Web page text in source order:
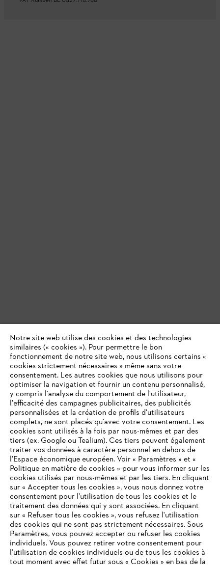
VOTRE NAVIGATEUR INTERNET
N'EST PLUS PRIS EN CHARGE
Vous utilisez un navigateur Internet que nous ne prenons plus
en charge, et certaines fonctionnalités de notre site ne
Notre site web utilise des cookies et des technologies
similaires (« cookies »). Pour permettre le bon
fonctionnement de notre site web, nous utilisons certains «
cookies strictement nécessaires » même sans votre
consentement. Les autres cookies que nous utilisons pour
optimiser la navigation et fournir un contenu personnalisé,
y compris l'analyse du comportement de l'utilisateur,
l'efficacité des campagnes publicitaires, des publicités
personnalisées et la création de profils d'utilisateurs
complets, ne sont placés qu'avec votre consentement. Les
cookies sont utilisés à la fois par nous-mêmes et par des
tiers (ex. Google ou Tealium). Ces tiers peuvent également
traiter vos données à caractère personnel en dehors de
l’Espace économique européen. Voir « Paramètres » et «
Politique en matière de cookies » pour vous informer sur les
cookies utilisés par nous-mêmes et par les tiers. En cliquant
sur « Accepter tous les cookies », vous nous donnez votre
consentement pour l’utilisation de tous les cookies et le
traitement des données qui y sont associées. En cliquant
sur « Refuser tous les cookies », vous refusez l'utilisation
des cookies qui ne sont pas strictement nécessaires. Sous
Paramètres, vous pouvez accepter ou refuser les cookies
individuels. Vous pouvez retirer votre consentement pour
l’utilisation de cookies individuels ou de tous les cookies à
tout moment avec effet futur sous « Cookies » en bas de la